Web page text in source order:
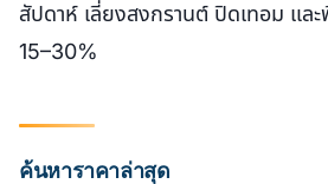
สัปดาห์ เลี่ยงสงกรานต์ ปิดเทอม แล
15–30%
ค้นหาราคาล่าสุด